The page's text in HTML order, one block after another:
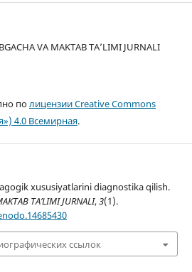
VA MAKTAB TA’LIMI JURNALI
полицензии Creative Commons
4.0 Всемирная.
xususiyatlarini diagnostika qilish.
TA’LIMI JURNALI,3(1).
ссылок